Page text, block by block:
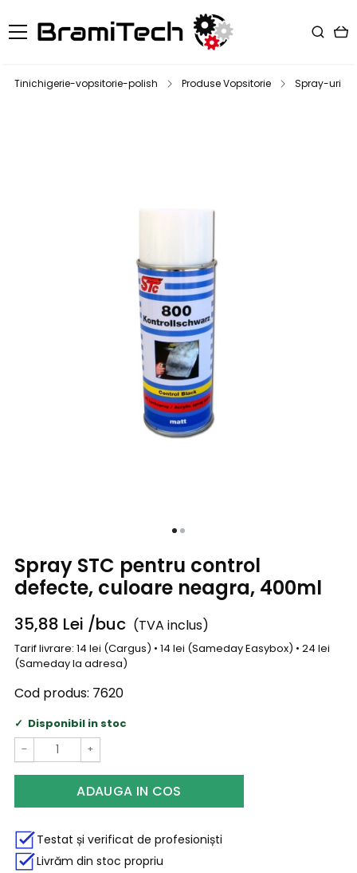
Tinichigerie-vopsitorie-polish Produse Vopsitorie Spray-uri
Spray STC pentru control
defecte, culoare neagra, 400ml
35,88 Lei /buc (TVA inclus)
Tarif livrare: 14 lei (Cargus) • 14 lei (Sameday Easybox) • 24 lei
(Sameday la adresa)
Cod produs: 7620
Disponibil in stoc
− +
ADAUGA IN COS
Testat și verificat de profesioniști
Livrăm din stoc propriu